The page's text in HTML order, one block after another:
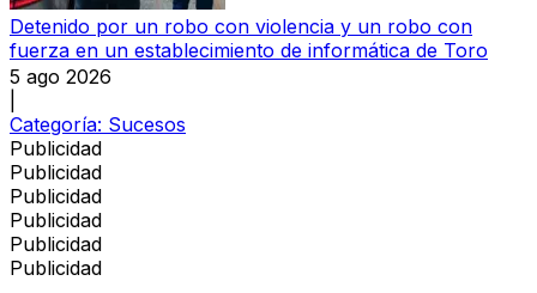
Detenido por un robo con violencia y un robo con
fuerza en un establecimiento de informática de Toro
5 ago 2026
Categoría: Sucesos
Publicidad
Publicidad
Publicidad
Publicidad
Publicidad
Publicidad